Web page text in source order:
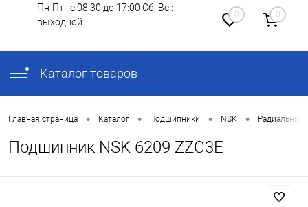
Пн-Пт : с 08:30 до 17:00 Сб, Вс :
выходной
0 0
Каталог товаров
Главная страница • Каталог • Подшипники • NSK •
Подшипник NSK 6209 ZZC3E